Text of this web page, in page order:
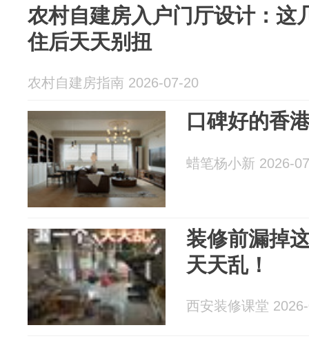
农村自建房入户门厅设计：这
住后天天别扭
农村自建房指南 2026-07-20
口碑好的香
蜡笔杨小新 2026-
装修前漏掉
天天乱！
西安装修课堂